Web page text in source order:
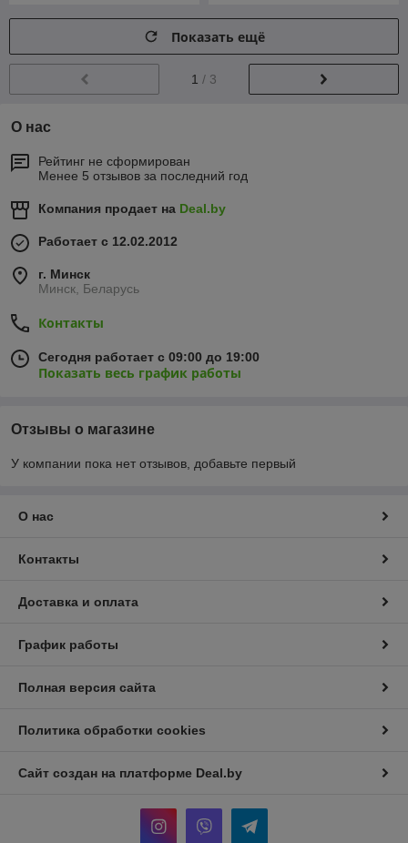
Показать ещё
1 / 3
О нас
Рейтинг не сформирован
Менее 5 отзывов за последний год
Компания продает на Deal.by
Работает с 12.02.2012
г. Минск
Минск, Беларусь
Контакты
Сегодня работает с 09:00 до 19:00
Показать весь график работы
Отзывы о магазине
У компании пока нет отзывов, добавьте первый
О нас
Контакты
Доставка и оплата
График работы
Полная версия сайта
Политика обработки cookies
Сайт создан на платформе Deal.by